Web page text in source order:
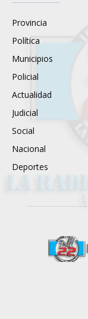
Provincia
Política
Municipios
Policial
Actualidad
Judicial
Social
Nacional
Deportes